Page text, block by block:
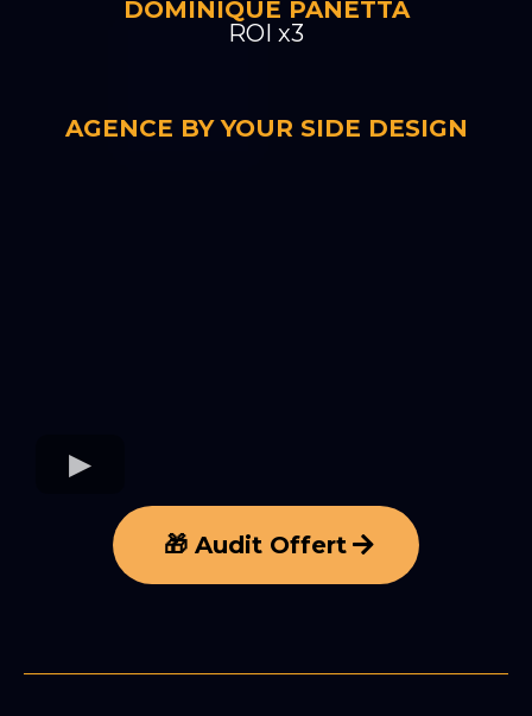
DOMINIQUE PANETTA
ROI x3
AGENCE BY YOUR SIDE DESIGN
🎁 Audit Offert